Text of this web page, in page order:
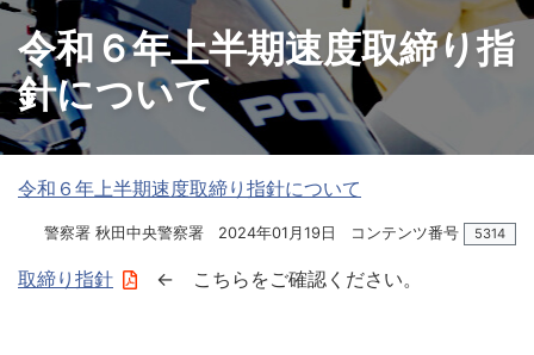
令和６年上半期速度取締り指
針について
令和６年上半期速度取締り指針について
警察署 秋田中央警察署 2024年01月19日 コンテンツ番号 5314
取締り指針 ← こちらをご確認ください。